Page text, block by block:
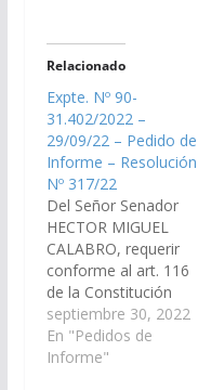
Relacionado
Expte. Nº 90-
31.402/2022 –
29/09/22 – Pedido de
Informe – Resolución
Nº 317/22
Del Señor Senador
HECTOR MIGUEL
CALABRO, requerir
conforme al art. 116
de la Constitución
Provincial y el Art. 149
del Reglamento de
este Cuerpo al Sr.
septiembre 30, 2022
En "Pedidos de
Informe"